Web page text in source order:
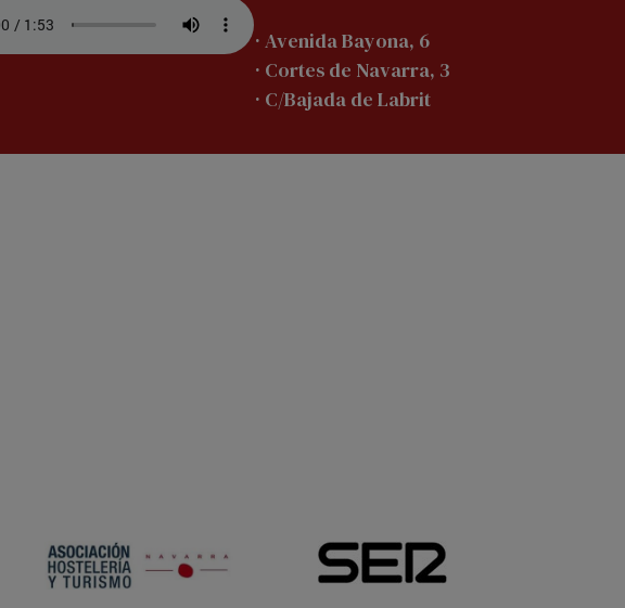
· Avenida Bayona, 6
· Cortes de Navarra, 3
· C/Bajada de Labrit